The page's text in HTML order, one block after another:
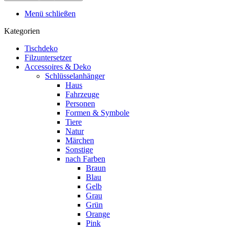
Menü schließen
Kategorien
Tischdeko
Filzuntersetzer
Accessoires & Deko
Schlüsselanhänger
Haus
Fahrzeuge
Personen
Formen & Symbole
Tiere
Natur
Märchen
Sonstige
nach Farben
Braun
Blau
Gelb
Grau
Grün
Orange
Pink